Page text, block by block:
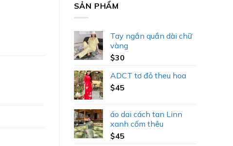
SẢN PHẨM
Tay ngắn quần dài chữ
vàng
$30
ADCT tơ đỏ theu hoa
$45
áo dai cách tan Linn
xanh cốm thêu
$45